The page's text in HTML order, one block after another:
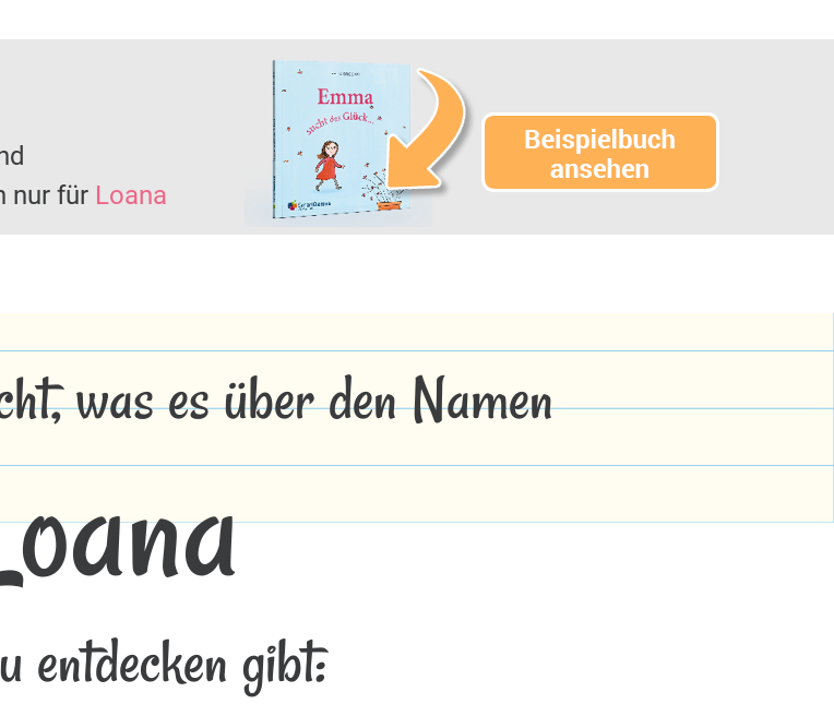
nur für Loana
was es über den Namen
entdecken gibt: